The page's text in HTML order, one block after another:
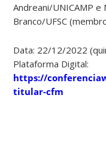
Andreani/UNICAMP e
Branco/UFSC
Data: 22/12/2022
Plataforma Digital:
https://
titular-cfm